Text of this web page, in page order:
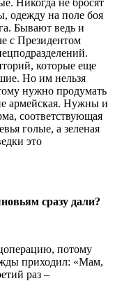
одежду на поле боя
Бывают ведь и
с Президентом
которые еще
Но им нельзя
нужно продумать
армейская. Нужны и
соответствующая
голые, а зеленая
это
сразу дали?
потому
приходил: «Мам,
раз –